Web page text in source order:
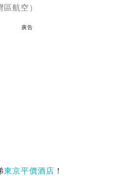
區航空）
廣告
東京平價酒店 ！